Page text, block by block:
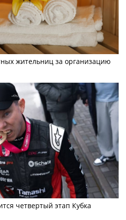
жительниц за организацию
четвертый этап Кубка